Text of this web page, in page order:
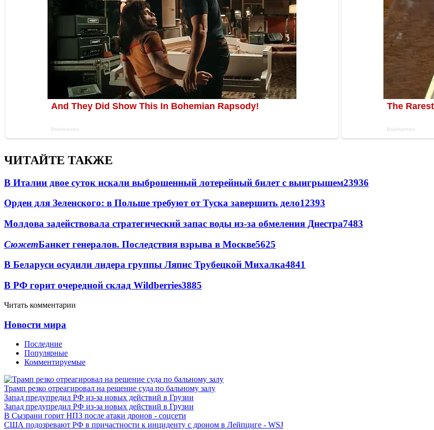
ЧИТАЙТЕ ТАКЖЕ
В Италии двое суток искали выброшенный лотерейный билет с выигрышем23936
Орден для Зеленского: в Польше требуют от Туска завершить дело12393
Молдова задействовала стратегический запас воды из-за обмеления Днестра7483
СюжетБанкет генералов. Последствия взрыва в Москве5625
В Беларуси осудили лидера группы Ляпис Трубецкой Михалка4841
В РФ горит очередной склад Wildberries3885
Читать комментарии
Новости мира
Последние
Популярные
Комментируемые
Трамп резко отреагировал на решение суда по бальному залу
Запад предупредил РФ из-за новых действий в Грузии
Запад предупредил РФ из-за новых действий в Грузии
В Сызрани горит НПЗ после атаки дронов - соцсети
США подозревают РФ в причастности к инциденту с дроном в Лейпциге - WSJ